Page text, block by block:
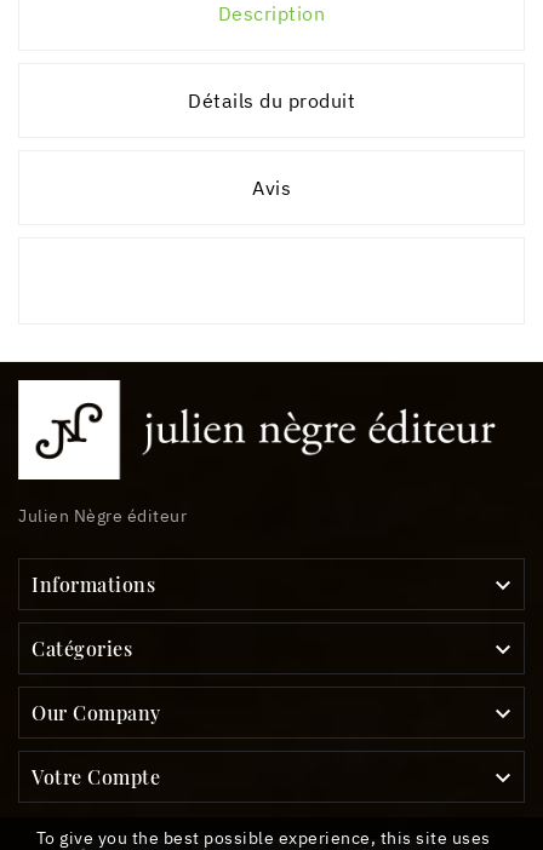
To give you the best possible experience, this site uses
Description
Détails du produit
Avis
Julien Nègre éditeur
Informations 
Catégories 
Our Company 
Votre Compte 